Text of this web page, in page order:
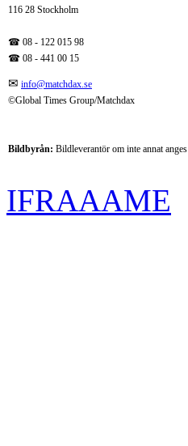
116 28 Stockholm
☎ 08 - 122 015 98
☎ 08 - 441 00 15
✉ info@matchdax.se
©Global Times Group/Matchdax
Bildbyrån: Bildleverantör om inte annat anges
IFRAAAME